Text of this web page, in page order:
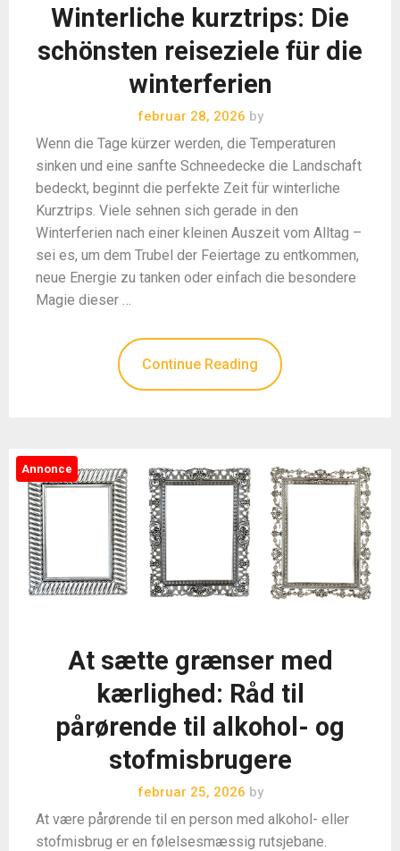
Winterliche kurztrips: Die
schönsten reiseziele für die
winterferien
februar 28, 2026 by
Wenn die Tage kürzer werden, die Temperaturen
sinken und eine sanfte Schneedecke die Landschaft
bedeckt, beginnt die perfekte Zeit für winterliche
Kurztrips. Viele sehnen sich gerade in den
Winterferien nach einer kleinen Auszeit vom Alltag –
sei es, um dem Trubel der Feiertage zu entkommen,
neue Energie zu tanken oder einfach die besondere
Magie dieser …
Continue Reading
Annonce
At sætte grænser med
kærlighed: Råd til
pårørende til alkohol- og
stofmisbrugere
februar 25, 2026 by
At være pårørende til en person med alkohol- eller
stofmisbrug er en følelsesmæssig rutsjebane.